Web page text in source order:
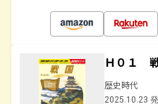
Ｈ０１
歴史時代
2025.10.23